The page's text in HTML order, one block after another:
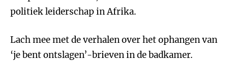
politiek leiderschap in Afrika.
Lach mee met de verhalen over het ophangen van
‘je bent ontslagen’-brieven in de badkamer.